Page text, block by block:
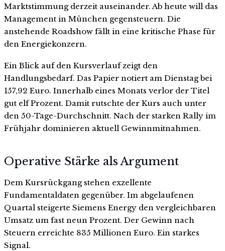
Marktstimmung derzeit auseinander. Ab heute will das
Management in München gegensteuern. Die
anstehende Roadshow fällt in eine kritische Phase für
den Energiekonzern.
Ein Blick auf den Kursverlauf zeigt den
Handlungsbedarf. Das Papier notiert am Dienstag bei
157,92 Euro. Innerhalb eines Monats verlor der Titel
gut elf Prozent. Damit rutschte der Kurs auch unter
den 50-Tage-Durchschnitt. Nach der starken Rally im
Frühjahr dominieren aktuell Gewinnmitnahmen.
Operative Stärke als Argument
Dem Kursrückgang stehen exzellente
Fundamentaldaten gegenüber. Im abgelaufenen
Quartal steigerte Siemens Energy den vergleichbaren
Umsatz um fast neun Prozent. Der Gewinn nach
Steuern erreichte 835 Millionen Euro. Ein starkes
Signal.